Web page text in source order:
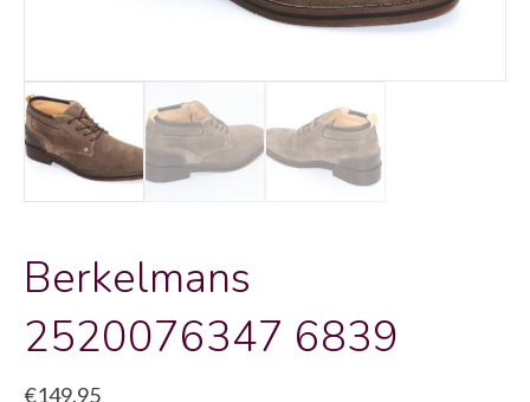
Berkelmans
2520076347 6839
€149.95